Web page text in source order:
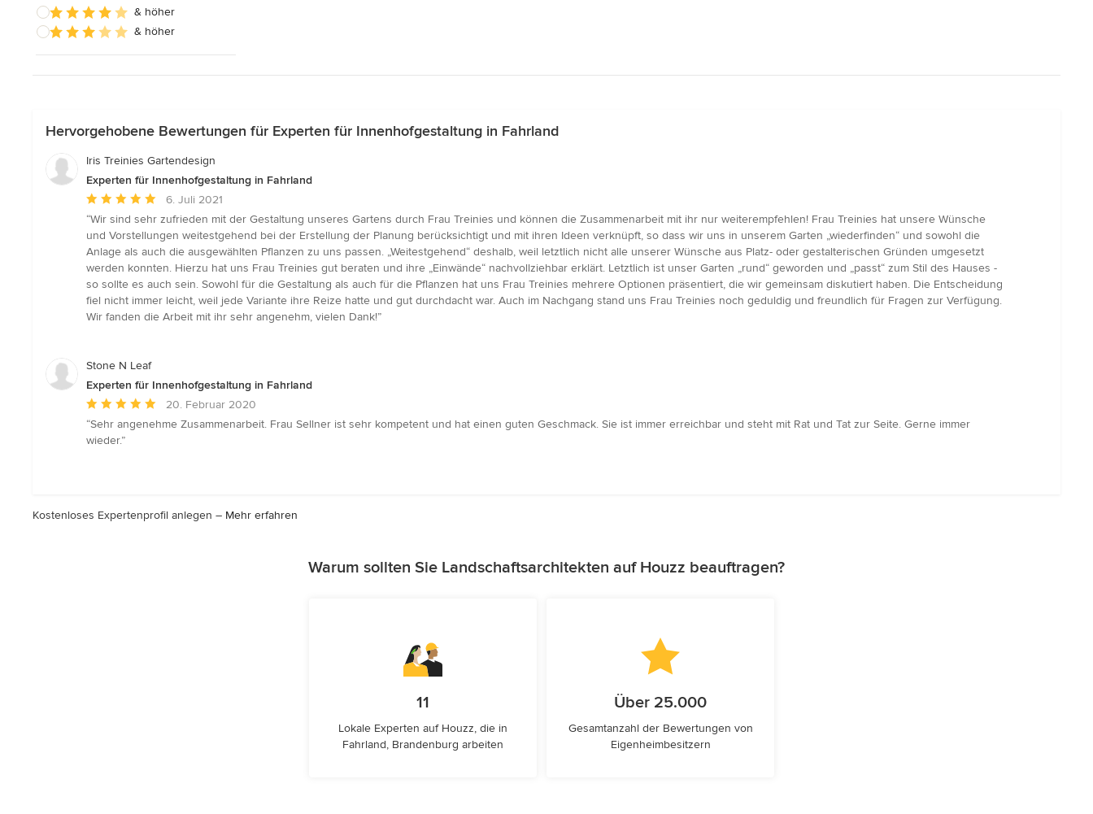
& höher
& höher
Hervorgehobene Bewertungen für Experten für Innenhofgestaltung in Fahrland
Iris Treinies Gartendesign
Experten für Innenhofgestaltung in Fahrland
Durchschnittliche
Bewertung:
5
von
5
Sternen
6. Juli 2021
“Wir sind sehr zufrieden mit der Gestaltung unseres Gartens durch Frau Treinies und können die Zusammenarbeit mit ihr nur weiterempfehlen! Frau Treinies hat unsere Wünsche
und Vorstellungen weitestgehend bei der Erstellung der Planung berücksichtigt und mit ihren Ideen verknüpft, so dass wir uns in unserem Garten „wiederfinden“ und sowohl die
Anlage als auch die ausgewählten Pflanzen zu uns passen. „Weitestgehend“ deshalb, weil letztlich nicht alle unserer Wünsche aus Platz- oder gestalterischen Gründen umgesetzt
werden konnten. Hierzu hat uns Frau Treinies gut beraten und ihre „Einwände“ nachvollziehbar erklärt. Letztlich ist unser Garten „rund“ geworden und „passt“ zum Stil des Hauses -
so sollte es auch sein. Sowohl für die Gestaltung als auch für die Pflanzen hat uns Frau Treinies mehrere Optionen präsentiert, die wir gemeinsam diskutiert haben. Die Entscheidung
fiel nicht immer leicht, weil jede Variante ihre Reize hatte und gut durchdacht war. Auch im Nachgang stand uns Frau Treinies noch geduldig und freundlich für Fragen zur Verfügung.
Wir fanden die Arbeit mit ihr sehr angenehm, vielen Dank!”
Stone N Leaf
Experten für Innenhofgestaltung in Fahrland
Durchschnittliche
Bewertung:
5
20. Februar 2020
“Sehr angenehme Zusammenarbeit. Frau Sellner ist sehr kompetent und hat einen guten Geschmack. Sie ist immer erreichbar und steht mit Rat und Tat zur Seite. Gerne immer
wieder.”
Kostenloses Expertenprofil anlegen – Mehr erfahren
Warum sollten Sie Landschaftsarchitekten auf Houzz beauftragen?
11
Lokale Experten auf Houzz, die in
Fahrland, Brandenburg arbeiten
Über 25.000
Gesamtanzahl der Bewertungen von
Eigenheimbesitzern